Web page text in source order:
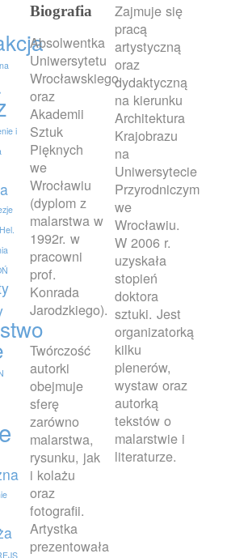
i
Hel.
Biografia
Absolwentka
Uniwersytetu
Wrocławskiego
oraz
Akademii
Sztuk
Pięknych
we
Wrocławiu
(dyplom z
malarstwa w
1992r. w
pracowni
prof.
Konrada
Jarodzkiego).
Twórczość
autorki
obejmuje
sferę
zarówno
malarstwa,
rysunku, jak
i kolażu
oraz
fotografii.
Artystka
prezentowała
Zajmuje się
pracą
artystyczną
oraz
dydaktyczną
na kierunku
Architektura
Krajobrazu
na
Uniwersytecie
Przyrodniczym
we
Wrocławiu.
W 2006 r.
uzyskała
stopień
doktora
sztuki. Jest
organizatorką
kilku
plenerów,
wystaw oraz
autorką
tekstów o
malarstwie i
literaturze.